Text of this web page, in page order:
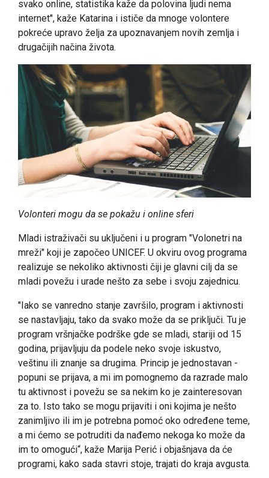
svako online, statistika kaže da polovina ljudi nema
internet", kaže Katarina i ističe da mnoge volontere
pokreće upravo želja za upoznavanjem novih zemlja i
drugačijih načina života.
Volonteri mogu da se pokažu i online sferi
Mladi istraživači su uključeni i u program "Volonetri na
mreži" koji je započeo UNICEF. U okviru ovog programa
realizuje se nekoliko aktivnosti čiji je glavni cilj da se
mladi povežu i urade nešto za sebe i svoju zajednicu.
"Iako se vanredno stanje završilo, program i aktivnosti
se nastavljaju, tako da svako može da se priključi. Tu je
program vršnjačke podrške gde se mladi, stariji od 15
godina, prijavljuju da podele neko svoje iskustvo,
veštinu ili znanje sa drugima. Princip je jednostavan -
popuni se prijava, a mi im pomognemo da razrade malo
tu aktivnost i povežu se sa nekim ko je zainteresovan
za to. Isto tako se mogu prijaviti i oni kojima je nešto
zanimljivo ili im je potrebna pomoć oko određene teme,
a mi ćemo se potruditi da nađemo nekoga ko može da
im to omogući“, kaže Marija Perić i objašnjava da će
programi, kako sada stavri stoje, trajati do kraja avgusta.